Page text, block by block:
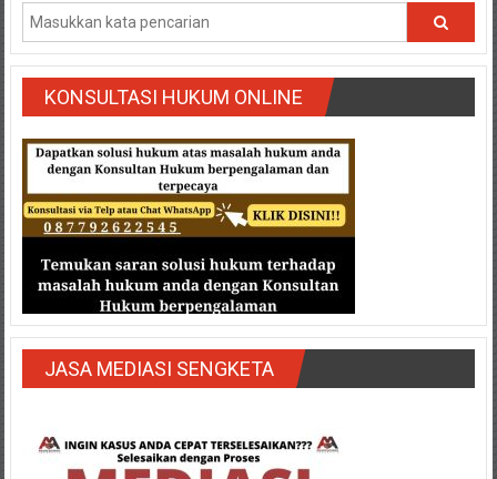
Batang/Brebes/
Purworejo,
Kebumen/Magelang/Temanggung/Mungkid/Demak/
Batu/
Blitar/Surabaya/Palembang/
Bekasi/Jakarta
selatan/
Jakarta
Utara/
Pusat/
Lampung
Barat/
Lampung
Jambi/
Bengkulu/
KONSULTASI HUKUM ONLINE
JASA MEDIASI SENGKETA